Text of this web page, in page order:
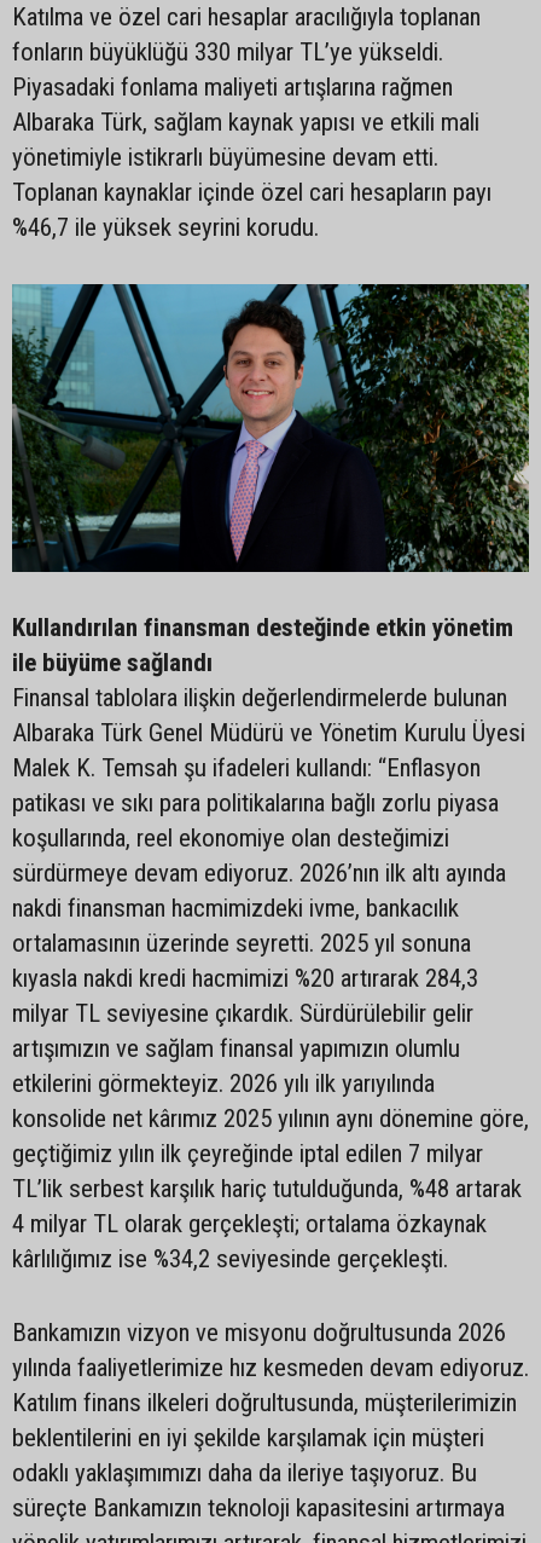
Katılma ve özel cari hesaplar aracılığıyla toplanan
fonların büyüklüğü 330 milyar TL’ye yükseldi.
Piyasadaki fonlama maliyeti artışlarına rağmen
Albaraka Türk, sağlam kaynak yapısı ve etkili mali
yönetimiyle istikrarlı büyümesine devam etti.
Toplanan kaynaklar içinde özel cari hesapların payı
%46,7 ile yüksek seyrini korudu.
Kullandırılan finansman desteğinde etkin yönetim
ile büyüme sağlandı
Finansal tablolara ilişkin değerlendirmelerde bulunan
Albaraka Türk Genel Müdürü ve Yönetim Kurulu Üyesi
Malek K. Temsah şu ifadeleri kullandı: “Enflasyon
patikası ve sıkı para politikalarına bağlı zorlu piyasa
koşullarında, reel ekonomiye olan desteğimizi
sürdürmeye devam ediyoruz. 2026’nın ilk altı ayında
nakdi finansman hacmimizdeki ivme, bankacılık
ortalamasının üzerinde seyretti. 2025 yıl sonuna
kıyasla nakdi kredi hacmimizi %20 artırarak 284,3
milyar TL seviyesine çıkardık. Sürdürülebilir gelir
artışımızın ve sağlam finansal yapımızın olumlu
etkilerini görmekteyiz. 2026 yılı ilk yarıyılında
konsolide net kârımız 2025 yılının aynı dönemine göre,
geçtiğimiz yılın ilk çeyreğinde iptal edilen 7 milyar
TL’lik serbest karşılık hariç tutulduğunda, %48 artarak
4 milyar TL olarak gerçekleşti; ortalama özkaynak
kârlılığımız ise %34,2 seviyesinde gerçekleşti.
Bankamızın vizyon ve misyonu doğrultusunda 2026
yılında faaliyetlerimize hız kesmeden devam ediyoruz.
Katılım finans ilkeleri doğrultusunda, müşterilerimizin
beklentilerini en iyi şekilde karşılamak için müşteri
odaklı yaklaşımımızı daha da ileriye taşıyoruz. Bu
süreçte Bankamızın teknoloji kapasitesini artırmaya